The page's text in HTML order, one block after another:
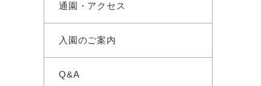
通園・アクセス
入園のご案内
Q&A